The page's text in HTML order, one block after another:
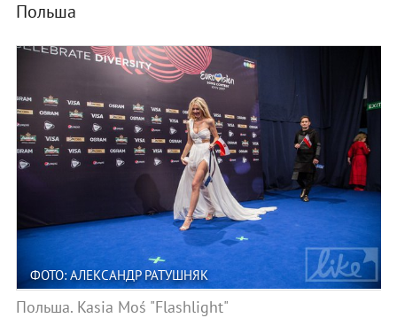
Польша
ФОТО: АЛЕКСАНДР РАТУШНЯК
Польша. Kasia Moś "Flashlight"